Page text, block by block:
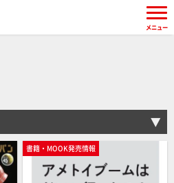
書籍・MOOK発売情報
メニュー